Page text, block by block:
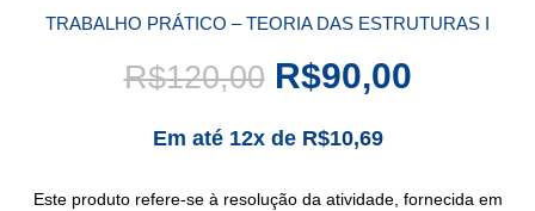
TRABALHO PRÁTICO – TEORIA DAS ESTRUTURAS I
R$120,00 R$90,00
Em até 12x de R$10,69
Este produto refere-se à resolução da atividade, fornecida em